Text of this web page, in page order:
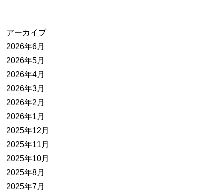
アーカイブ
2026年6月
2026年5月
2026年4月
2026年3月
2026年2月
2026年1月
2025年12月
2025年11月
2025年10月
2025年8月
2025年7月